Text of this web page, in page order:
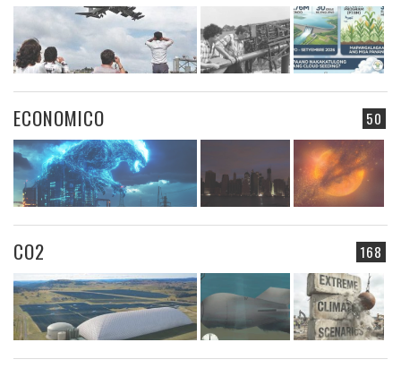
50
ECONOMICO
168
CO2